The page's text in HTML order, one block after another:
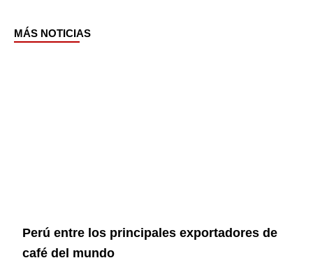
MÁS NOTICIAS
Perú entre los principales exportadores de
café del mundo